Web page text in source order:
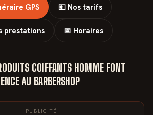
GPS 💶 Nos tarifs
prestations 📅 Horaires
COIFFANTS HOMME FONT
AU BARBERSHOP
PUBLICITÉ